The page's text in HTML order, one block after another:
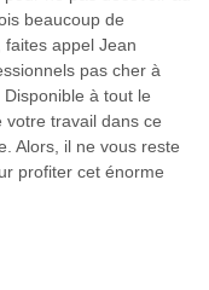
beaucoup de
appel Jean
pas cher à
à tout le
travail dans ce
Alors, il ne vous reste
profiter cet énorme